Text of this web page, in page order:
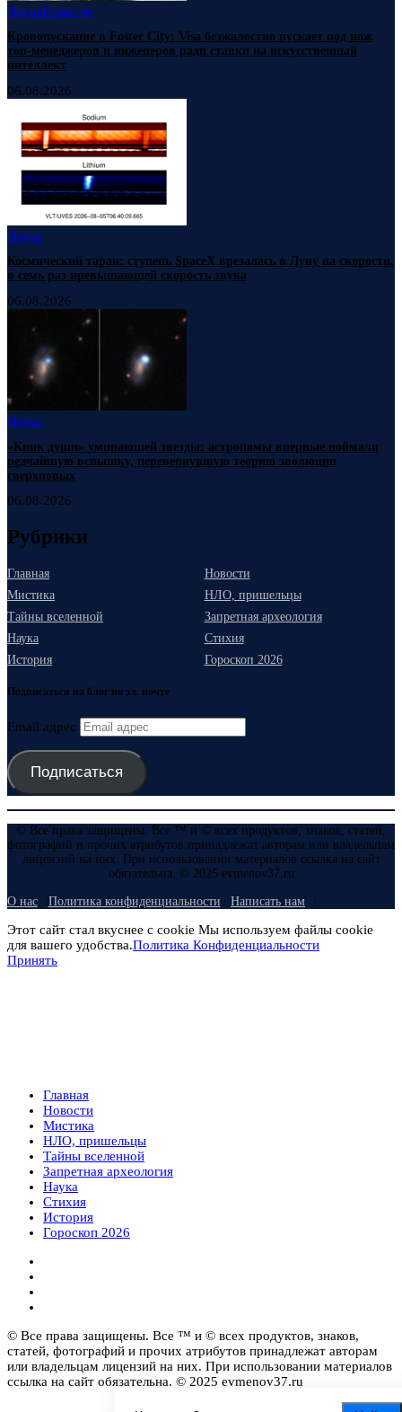
НаукаНовости
Кровопускание в Foster City: Visa безжалостно пускает под нож
топ-менеджеров и инженеров ради ставки на искусственный
интеллект
06.08.2026
Наука
Космический таран: ступень SpaceX врезалась в Луну на скорости,
в семь раз превышающей скорость звука
06.08.2026
Наука
«Крик души» умирающей звезды: астрономы впервые поймали
редчайшую вспышку, перевернувшую теорию эволюции
сверхновых
06.08.2026
Рубрики
Главная
Новости
Мистика
НЛО, пришельцы
Тайны вселенной
Запретная археология
Наука
Стихия
История
Гороскоп 2026
Подписаться на блог по эл. почте
Email адрес
Подписаться
© Все права защищены. Все ™ и © всех продуктов, знаков, статей,
фотографий и прочих атрибутов принадлежат авторам или владельцам
лицензий на них. При использовании материалов ссылка на сайт
обязательна. © 2025 evmenov37.ru
О нас Политика конфиденциальности Написать нам
Этот сайт стал вкуснее с cookie Мы используем файлы cookie
для вашего удобства.Политика Конфиденциальности
Принять
Главная
Новости
Мистика
НЛО, пришельцы
Тайны вселенной
Запретная археология
Наука
Стихия
История
Гороскоп 2026
© Все права защищены. Все ™ и © всех продуктов, знаков,
статей, фотографий и прочих атрибутов принадлежат авторам
или владельцам лицензий на них. При использовании материалов
ссылка на сайт обязательна. © 2025 evmenov37.ru